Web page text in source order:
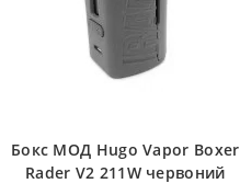
Бокс МОД Hugo Vapor Boxer
Rader V2 211W червоний